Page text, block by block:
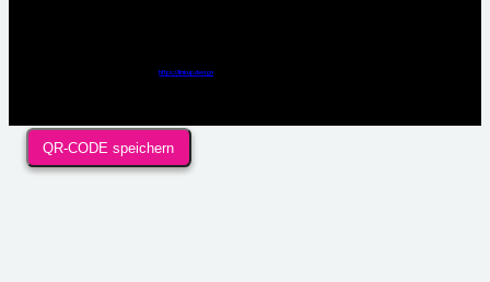
https://linkup.design
QR-CODE speichern